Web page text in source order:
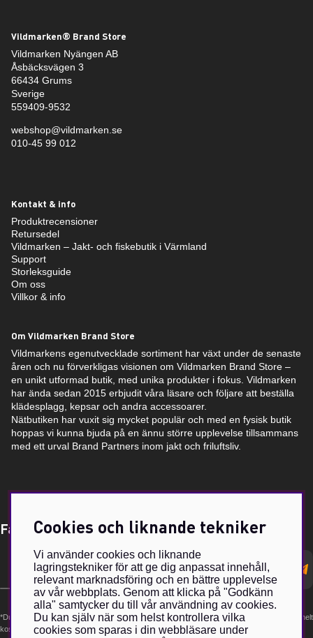
Vildmarken® Brand Store
Vildmarken Nyängen AB
Åsbäcksvägen 3
66434 Grums
Sverige
559409-9532
webshop@vildmarken.se
010-45 99 012
Kontakt & info
Produktrecensioner
Retursedel
Vildmarken – Jakt- och fiskebutik i Värmland
Support
Storleksguide
Om oss
Villkor & info
Om Vildmarken Brand Store
Vildmarkens egenutvecklade sortiment har växt under de senaste
åren och nu förverkligas visionen om Vildmarken Brand Store –
en unikt utformad butik, med unika produkter i fokus. Vildmarken
har ända sedan 2015 erbjudit våra läsare och följare att beställa
klädesplagg, kepsar och andra accessoarer.
Nätbutiken har vuxit sig mycket populär och med en fysisk butik
hoppas vi kunna bjuda på en ännu större upplevelse tillsammans
med ett urval Brand Partners inom jakt och friluftsliv.
Få Magasin Vildmarken direkt till din e-post!*
postadress
*Du kan även få erbjudanden och nyheter från samarbetspartners. Din prenumeration är helt
kostnadsfri och kan avslutas när som helst.
Cookies och liknande tekniker
Vi använder cookies och liknande
lagringstekniker för att ge dig anpassat innehåll,
relevant marknadsföring och en bättre upplevelse
av vår webbplats. Genom att klicka på "Godkänn
alla" samtycker du till vår användning av cookies.
Du kan själv när som helst kontrollera vilka
cookies som sparas i din webbläsare under